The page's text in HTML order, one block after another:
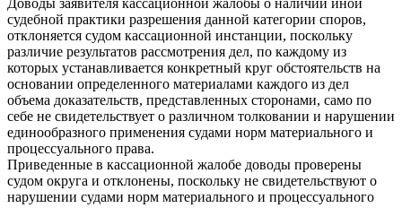
судебной практики разрешения данной категории споров,
отклоняется судом кассационной инстанции, поскольку
различие результатов рассмотрения дел, по каждому из
которых устанавливается конкретный круг обстоятельств на
основании определенного материалами каждого из дел
объема доказательств, представленных сторонами, само по
себе не свидетельствует о различном толковании и нарушении
единообразного применения судами норм материального и
процессуального права.
Приведенные в кассационной жалобе доводы проверены
судом округа и отклонены, поскольку не свидетельствуют о
нарушении судами норм материального и процессуального